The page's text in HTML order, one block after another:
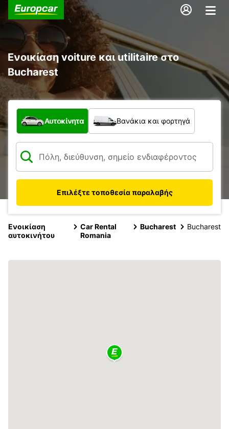
Ενοικίαση voiture και utilitaire στο
Bucharest
Τι τύπος οχήματος;
Αυτοκίνητα Βανάκια και φορτηγά
Επιλέξτε τοποθεσία παραλαβής
Ενοικίαση
αυτοκινήτου
Car Rental
Romania
Bucharest Bucharest